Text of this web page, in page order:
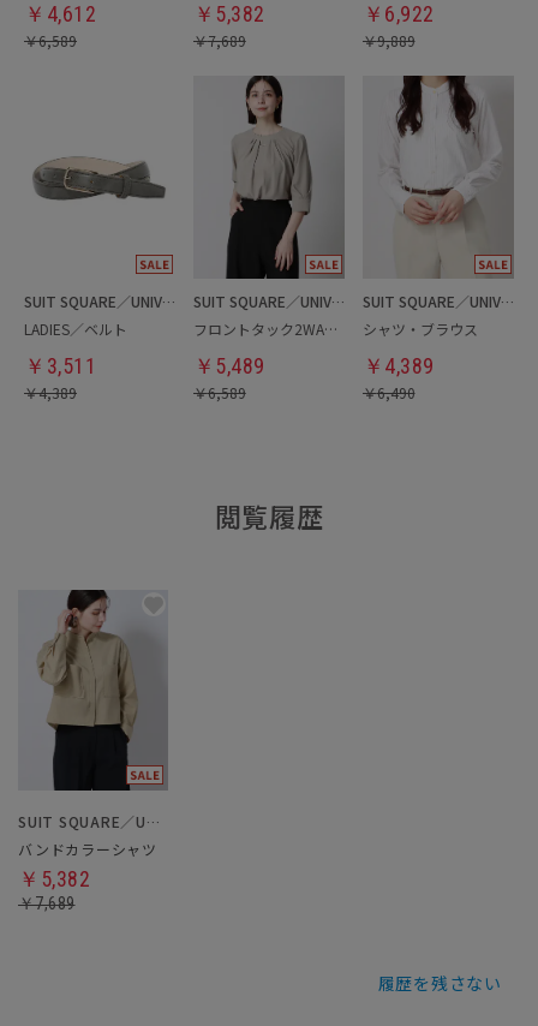
￥ 4,612
￥6,589
￥ 5,382
￥7,689
￥ 6,922
￥9,889
SUIT SQUARE／UNIVERSAL LANGUAGE／WHITE
LADIES／ベルト
￥ 3,511
￥4,389
SUIT SQUARE／UNIVERSAL LANGUAGE／WHITE
フロントタック2WAYブラウス
￥ 5,489
￥6,589
SUIT SQUARE／UNIVERSAL LANGUAGE／WHITE
シャツ・ブラウス
￥ 4,389
￥6,490
閲覧履歴
SUIT SQUARE／UNIVERSAL LANGUAGE／WHITE
バンドカラーシャツ
￥5,382
￥7,689
履歴を残さない